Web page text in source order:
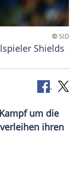
©SID
Shields
um die
ihren